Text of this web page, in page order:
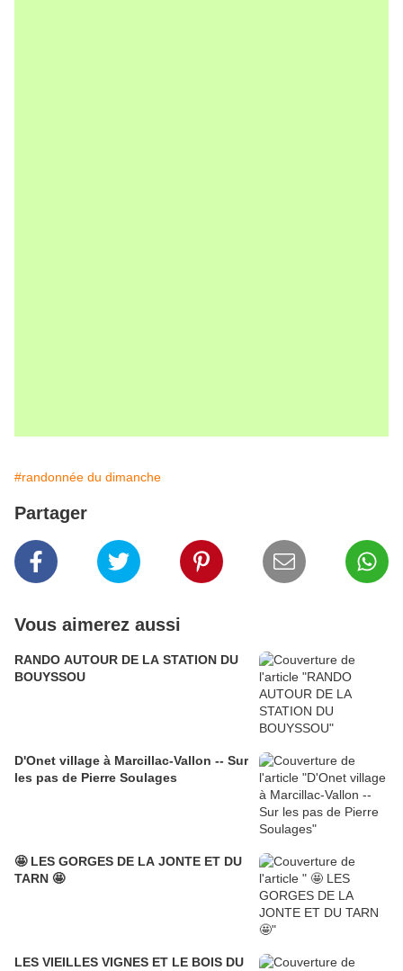
#randonnée du dimanche
Partager
Vous aimerez aussi
RANDO AUTOUR DE LA STATION DU
BOUYSSOU
D'Onet village à Marcillac-Vallon -- Sur
les pas de Pierre Soulages
🤩 LES GORGES DE LA JONTE ET DU
TARN 🤩
LES VIEILLES VIGNES ET LE BOIS DU